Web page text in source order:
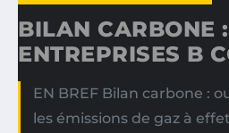
BILAN CARBONE
ENTREPRISES B
EN BREF Bilan carbone :
les émissions de gaz à